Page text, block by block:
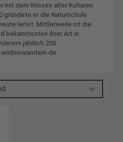
mit dem Wissen alter Kulturen
gründete er die Naturschule
leitet. Mittlerweile ist die
bekanntesten ihrer Art in
jährlich 250